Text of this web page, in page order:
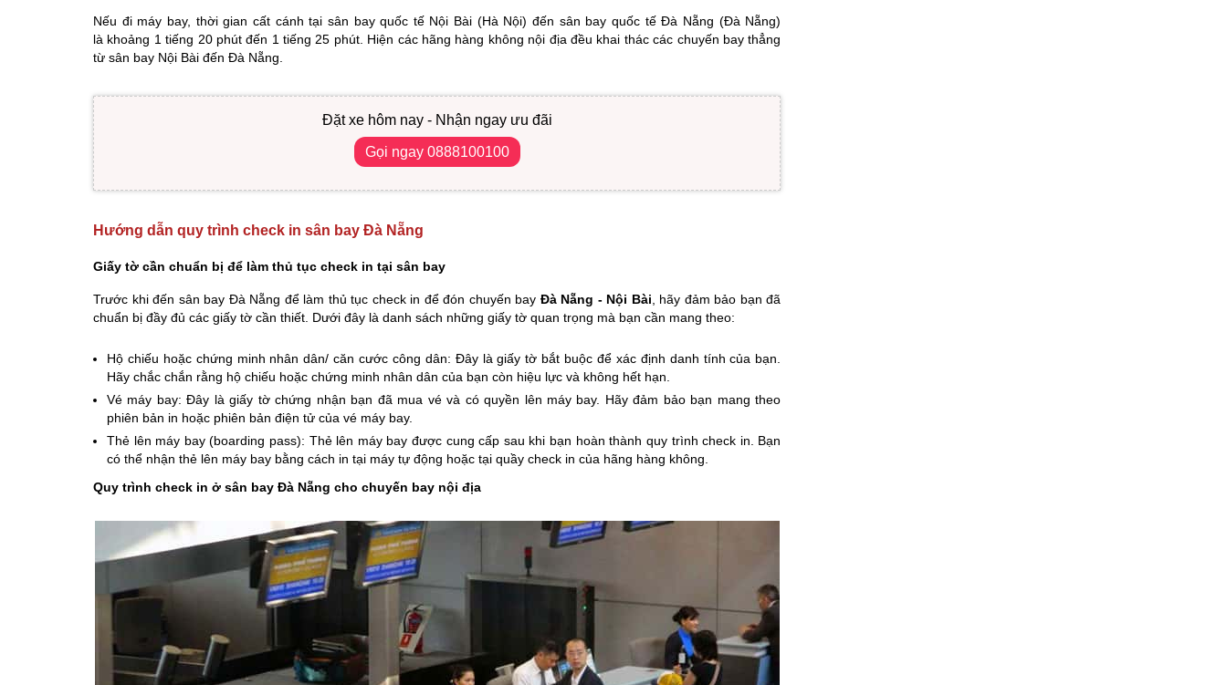
Nếu đi máy bay, thời gian cất cánh tại sân bay quốc tế Nội Bài (Hà Nội) đến sân bay quốc tế Đà Nẵng (Đà Nẵng)
là khoảng 1 tiếng 20 phút đến 1 tiếng 25 phút. Hiện các hãng hàng không nội địa đều khai thác các chuyến bay thẳng
từ sân bay Nội Bài đến Đà Nẵng.
Đặt xe hôm nay - Nhận ngay ưu đãi
Gọi ngay 0888100100
Hướng dẫn quy trình check in sân bay Đà Nẵng
Giấy tờ cần chuẩn bị để làm thủ tục check in tại sân bay
Trước khi đến sân bay Đà Nẵng để làm thủ tục check in để đón chuyến bay Đà Nẵng - Nội Bài, hãy đảm bảo bạn đã
chuẩn bị đầy đủ các giấy tờ cần thiết. Dưới đây là danh sách những giấy tờ quan trọng mà bạn cần mang theo:
Hộ chiếu hoặc chứng minh nhân dân/ căn cước công dân: Đây là giấy tờ bắt buộc để xác định danh tính của bạn.
Hãy chắc chắn rằng hộ chiếu hoặc chứng minh nhân dân của bạn còn hiệu lực và không hết hạn.
Vé máy bay: Đây là giấy tờ chứng nhận bạn đã mua vé và có quyền lên máy bay. Hãy đảm bảo bạn mang theo
phiên bản in hoặc phiên bản điện tử của vé máy bay.
Thẻ lên máy bay (boarding pass): Thẻ lên máy bay được cung cấp sau khi bạn hoàn thành quy trình check in. Bạn
có thể nhận thẻ lên máy bay bằng cách in tại máy tự động hoặc tại quầy check in của hãng hàng không.
Quy trình check in ở sân bay Đà Nẵng cho chuyến bay nội địa